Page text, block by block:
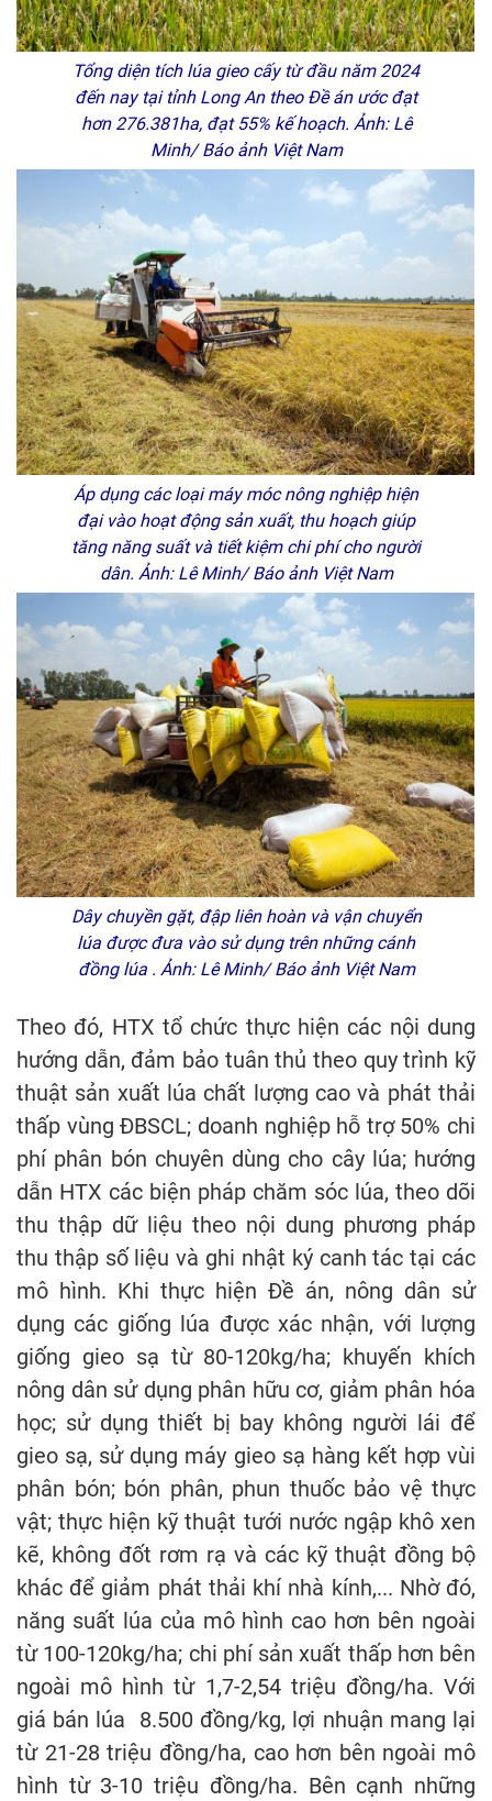
Tổng diện tích lúa gieo cấy từ đầu năm 2024
đến nay tại tỉnh Long An theo Đề án ước đạt
hơn 276.381ha, đạt 55% kế hoạch. Ảnh: Lê
Minh/ Báo ảnh Việt Nam
Áp dụng các loại máy móc nông nghiệp hiện
đại vào hoạt động sản xuất, thu hoạch giúp
tăng năng suất và tiết kiệm chi phí cho người
dân. Ảnh: Lê Minh/ Báo ảnh Việt Nam
Dây chuyền gặt, đập liên hoàn và vận chuyển
lúa được đưa vào sử dụng trên những cánh
đồng lúa . Ảnh: Lê Minh/ Báo ảnh Việt Nam
Theo đó, HTX tổ chức thực hiện các nội dung
hướng dẫn, đảm bảo tuân thủ theo quy trình kỹ
thuật sản xuất lúa chất lượng cao và phát thải
thấp vùng ĐBSCL; doanh nghiệp hỗ trợ 50% chi
phí phân bón chuyên dùng cho cây lúa; hướng
dẫn HTX các biện pháp chăm sóc lúa, theo dõi
thu thập dữ liệu theo nội dung phương pháp
thu thập số liệu và ghi nhật ký canh tác tại các
mô hình. Khi thực hiện Đề án, nông dân sử
dụng các giống lúa được xác nhận, với lượng
giống gieo sạ từ 80-120kg/ha; khuyến khích
nông dân sử dụng phân hữu cơ, giảm phân hóa
học; sử dụng thiết bị bay không người lái để
gieo sạ, sử dụng máy gieo sạ hàng kết hợp vùi
phân bón; bón phân, phun thuốc bảo vệ thực
vật; thực hiện kỹ thuật tưới nước ngập khô xen
kẽ, không đốt rơm rạ và các kỹ thuật đồng bộ
khác để giảm phát thải khí nhà kính,... Nhờ đó,
năng suất lúa của mô hình cao hơn bên ngoài
từ 100-120kg/ha; chi phí sản xuất thấp hơn bên
ngoài mô hình từ 1,7-2,54 triệu đồng/ha. Với
giá bán lúa 8.500 đồng/kg, lợi nhuận mang lại
từ 21-28 triệu đồng/ha, cao hơn bên ngoài mô
hình từ 3-10 triệu đồng/ha. Bên cạnh những